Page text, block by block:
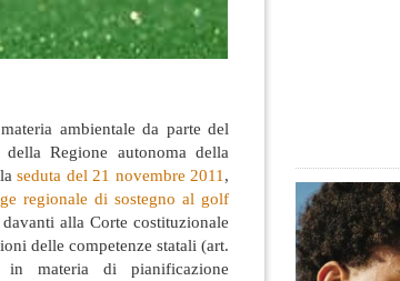
ambientale da parte del
Regione autonoma della
seduta del 21 novembre 2011 ,
regionale di sostegno al golf
davanti alla Corte costituzionale
delle competenze statali (art.
materia di pianificazione